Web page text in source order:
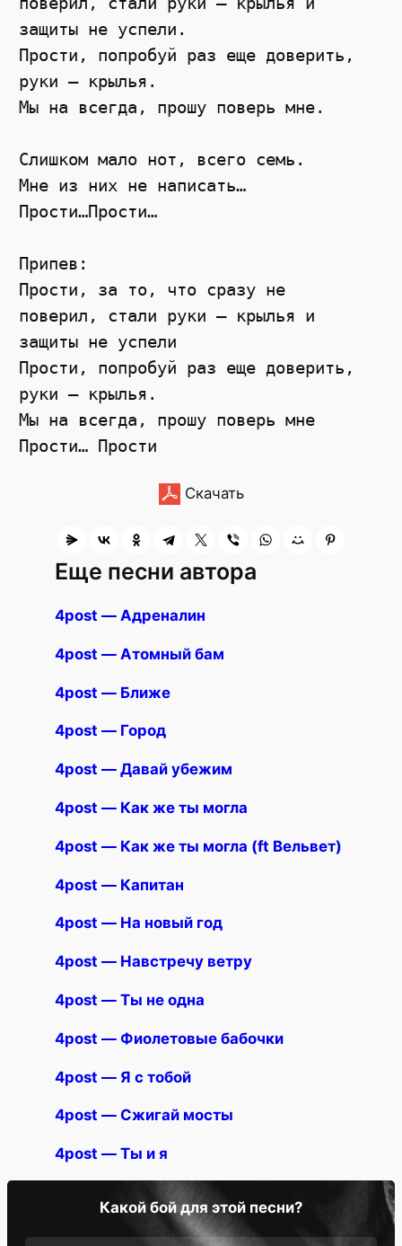
защиты не успели.
Прости, попробуй раз еще доверить,
руки – крылья.
Мы на всегда, прошу поверь мне.
Слишком мало нот, всего семь.
Мне из них не написать…
Прости…Прости…
Припев:
Прости, за то, что сразу не
поверил, стали руки – крылья и
защиты не успели
Прости, попробуй раз еще доверить,
руки – крылья.
Мы на всегда, прошу поверь мне
Скачать
Еще песни автора
4post — Адреналин
4post — Атомный бам
4post — Ближе
4post — Город
4post — Давай убежим
4post — Как же ты могла
4post — Как же ты могла (ft Вельвет)
4post — Капитан
4post — На новый год
4post — Навстречу ветру
4post — Ты не одна
4post — Фиолетовые бабочки
4post — Я с тобой
4post — Сжигай мосты
4post — Ты и я
Какой бой для этой песни?